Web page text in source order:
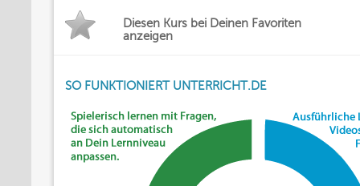
Diesen Kurs bei Deinen Favoriten
anzeigen
SO FUNKTIONIERT UNTERRICHT.DE